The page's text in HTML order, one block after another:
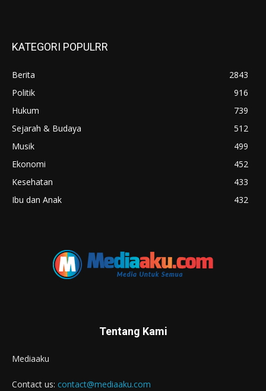
KATEGORI POPULRR
Berita
2843
Politik
916
Hukum
739
Sejarah & Budaya
512
Musik
499
Ekonomi
452
Kesehatan
433
Ibu dan Anak
432
Tentang Kami
Mediaaku
Contact us: contact@mediaaku.com